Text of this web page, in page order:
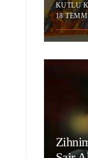
KUTLU
18